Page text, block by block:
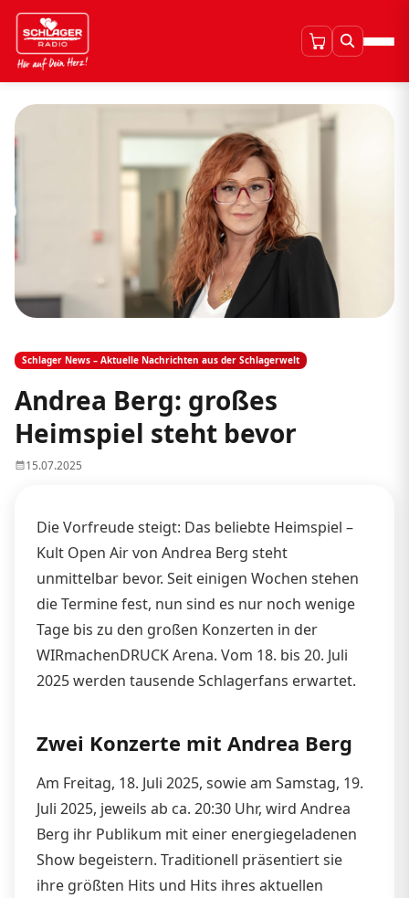
Schlager News – Aktuelle Nachrichten aus der Schlagerwelt
Andrea Berg: großes
Heimspiel steht bevor
15.07.2025
Die Vorfreude steigt: Das beliebte Heimspiel –
Kult Open Air von Andrea Berg steht
unmittelbar bevor. Seit einigen Wochen stehen
die Termine fest, nun sind es nur noch wenige
Tage bis zu den großen Konzerten in der
WIRmachenDRUCK Arena. Vom 18. bis 20. Juli
2025 werden tausende Schlagerfans erwartet.
Zwei Konzerte mit Andrea Berg
Am Freitag, 18. Juli 2025, sowie am Samstag, 19.
Juli 2025, jeweils ab ca. 20:30 Uhr, wird Andrea
Berg ihr Publikum mit einer energiegeladenen
Show begeistern. Traditionell präsentiert sie
ihre größten Hits und Hits ihres aktuellen